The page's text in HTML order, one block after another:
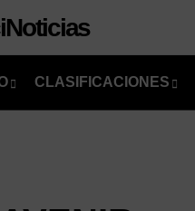
CLASIFICACIONES